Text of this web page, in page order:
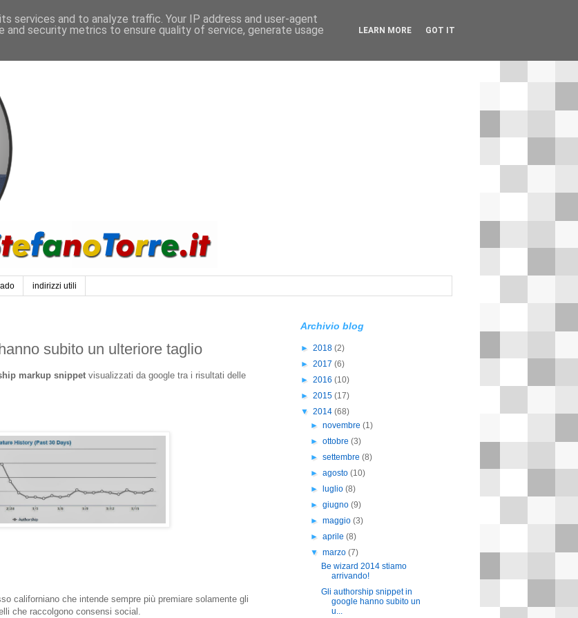
indirizzi utili
subito un ulteriore taglio
markup snippet visualizzati da google tra i risultati delle
californiano che intende sempre più premiare solamente gli
che raccolgono consensi social.
Archivio blog
► 2018 (2)
► 2017 (6)
► 2016 (10)
► 2015 (17)
▼ 2014 (68)
►novembre(1)
►ottobre(3)
►settembre(8)
►agosto(10)
►
luglio(8)
►giugno(9)
►maggio(3)
►aprile(8)
▼marzo(7)
Be wizard 2014 stiamo
arrivando!
Gli authorship snippet in
google hanno subito un
u...
services and to analyze traffic. Your IP address and user-agent
and security metrics to ensure quality of service, generate usage
LEARN MORE GOT IT